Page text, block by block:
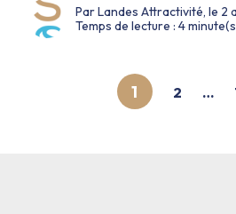
les Landes. Rencontre avec cinq
prouvent que durabilité et
Par Landes Attractivité, le 2
Temps de lecture : 4
1 2 …